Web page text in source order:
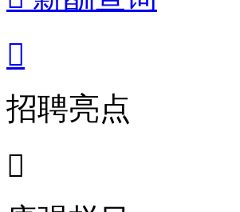

招聘亮点
